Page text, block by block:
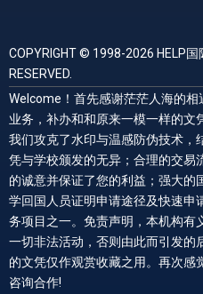
COPYRIGHT © 1998-2026 HELP
RESERVED.
Welcome！首先感谢茫茫人海的
业务，补办和和原来一模一样的文
我们攻克了水印与温感防伪技术，
凭与学校颁发的无异；合理的交易
的诚意并保证了您的利益；强大的
学回国人员证明申请途径及快速申
务项目之一。免责声明，本机构有
一切非法活动，否则由此而引发的
的文凭仅作观赏收藏之用。再次感
咨询合作!